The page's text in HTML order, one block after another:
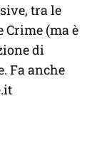
tra le
(ma è
di
Fa anche